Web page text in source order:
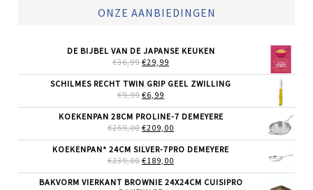
ONZE AANBIEDINGEN
DE BIJBEL VAN DE JAPANSE KEUKEN
€36,99 OORSPRONKELIJKE
WAS:
€36,99.
€29,99
IS:
SCHILMES RECHT TWIN GRIP GEEL ZWILLING
€9,99 OORSPRONKELIJKE
WAS:
€9,99.
€6,99
IS:
€6,99.
KOEKENPAN 28CM PROLINE-7 DEMEYERE
€259,00 OORSPRONKELIJKE
WAS:
€259,00.
€209,00
IS:
KOEKENPAN* 24CM SILVER-7PRO DEMEYERE
€239,00 OORSPRONKELIJKE
WAS:
€189,00
IS:
BAKVORM VIERKANT BROWNIE 24X24CM CUISIPRO